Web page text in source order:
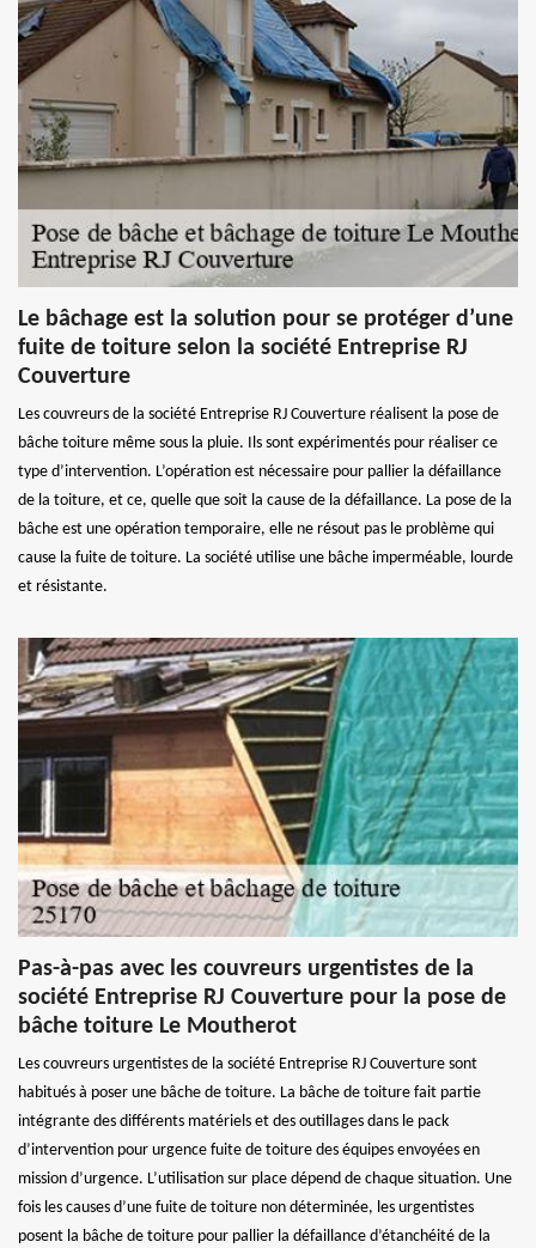
Le bâchage est la solution pour se protéger d’une
fuite de toiture selon la société Entreprise RJ
Couverture
Les couvreurs de la société Entreprise RJ Couverture réalisent la pose de
bâche toiture même sous la pluie. Ils sont expérimentés pour réaliser ce
type d’intervention. L’opération est nécessaire pour pallier la défaillance
de la toiture, et ce, quelle que soit la cause de la défaillance. La pose de la
bâche est une opération temporaire, elle ne résout pas le problème qui
cause la fuite de toiture. La société utilise une bâche imperméable, lourde
et résistante.
Pas-à-pas avec les couvreurs urgentistes de la
société Entreprise RJ Couverture pour la pose de
bâche toiture Le Moutherot
Les couvreurs urgentistes de la société Entreprise RJ Couverture sont
habitués à poser une bâche de toiture. La bâche de toiture fait partie
intégrante des différents matériels et des outillages dans le pack
d’intervention pour urgence fuite de toiture des équipes envoyées en
mission d’urgence. L’utilisation sur place dépend de chaque situation. Une
fois les causes d’une fuite de toiture non déterminée, les urgentistes
posent la bâche de toiture pour pallier la défaillance d’étanchéité de la